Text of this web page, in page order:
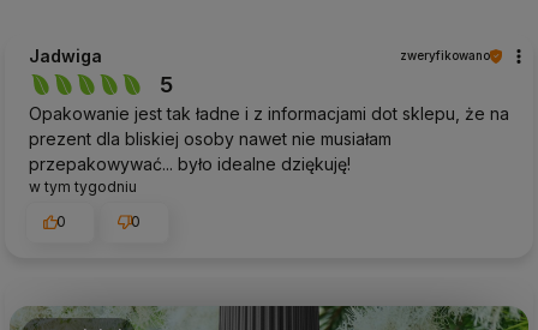
Jadwiga zweryfikowano
5
Opakowanie jest tak ładne i z informacjami dot sklepu, że na
prezent dla bliskiej osoby nawet nie musiałam
przepakowywać... było idealne dziękuję!
w tym tygodniu
0
0